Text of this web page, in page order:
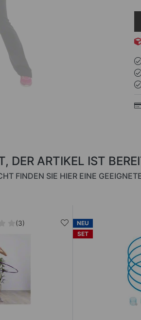
DER ARTIKEL IST
FINDEN SIE HIER EINE
(3)
NEU
SET